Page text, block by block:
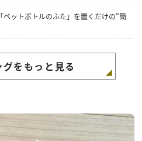
ペットボトルのふた」を置くだけの"簡
をもっと見る